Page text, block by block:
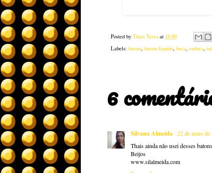
Posted by Thais Terra at 16:00
Labels: batom, batom líquido, boca, eudora,
6
Silvana Almeida 22 de maio
Thais ainda não usei desses
Beijos
www.silalmeida.com